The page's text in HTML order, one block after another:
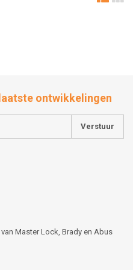
ontwikkelingen
Verstuur
Master Lock, Brady en Abus